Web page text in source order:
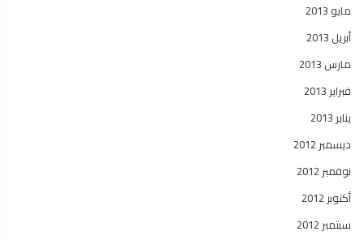
مايو 2013
أبريل 2013
مارس 2013
فبراير 2013
يناير 2013
ديسمبر 2012
نوفمبر 2012
أكتوبر 2012
سبتمبر 2012